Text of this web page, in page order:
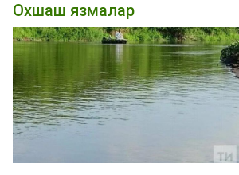
Охшаш язмалар